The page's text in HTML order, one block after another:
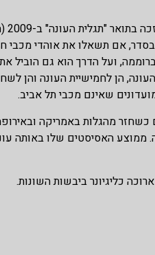
אם תשאלו את אוהדי מכבי
ועל הדרך הוא גם
העונה, הן לחמישיית העונה
כשחזר מהגלות באמריקה
כליגיונר ביבשות השונות.